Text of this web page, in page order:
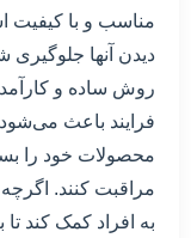
مناسب و با کیفیت
دیدن آنها جلوگیری
روش ساده و
فرایند باعث
محصولات خود را
مراقبت کنند.
به افراد کمک کند